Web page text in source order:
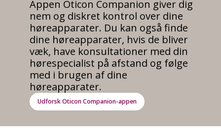
Appen Oticon Companion giver dig
nem og diskret kontrol over dine
høreapparater. Du kan også finde
dine høreapparater, hvis de bliver
væk, have konsultationer med din
hørespecialist på afstand og følge
med i brugen af dine
høreapparater.
Udforsk Oticon Companion-appen